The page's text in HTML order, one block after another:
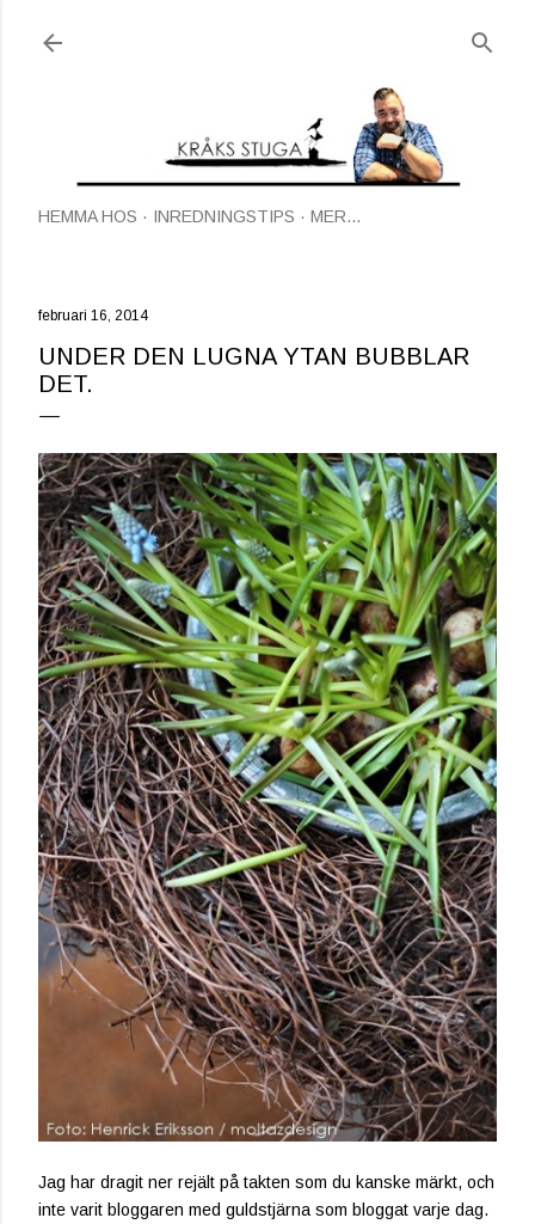
HEMMA HOS INREDNINGSTIPS MER…
februari 16, 2014
UNDER DEN LUGNA YTAN BUBBLAR
DET.
Jag har dragit ner rejält på takten som du kanske märkt, och
inte varit bloggaren med guldstjärna som bloggat varje dag.